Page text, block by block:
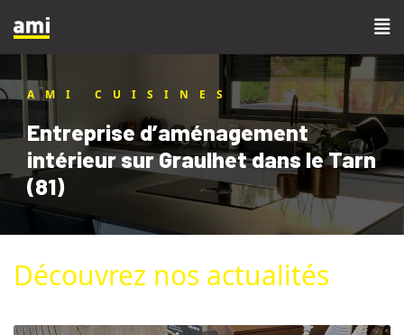
AMI CUISINES
Entreprise d’aménagement
intérieur sur Graulhet dans le Tarn
(81)
Découvrez nos actualités